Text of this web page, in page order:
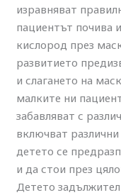
изравняват
пациентът почива
кислород през
развитието
и слагането на
малките ни
забавляват с
включват
детето се
и да стои през
Детето